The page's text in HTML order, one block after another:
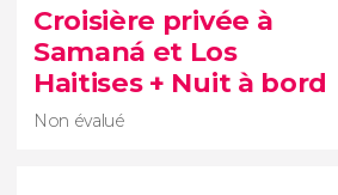
excursion de 2 jours à
côtière paradisiaque du nord-
dominicaine
Croisière privée à
Samaná et Los
Haitises + Nuit à bord
Non évalué